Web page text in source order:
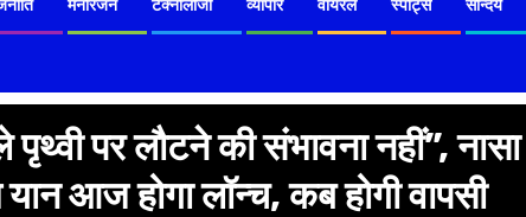
मनोरंजन टेक्नोलॉजी व्यापार वायरल स्पोर्ट्स सौन्दर्य
पर लौटने की संभावना नहीं”, नासा
आज होगा लॉन्च, कब होगी वापसी